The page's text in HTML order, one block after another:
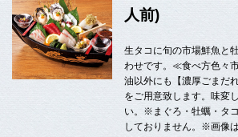
人前)
生タコに旬の市場鮮魚と
わせです。≪食べ方色々
油以外にも【濃厚ごまだ
をご用意致します。味変
い。※まぐろ・牡蠣・タ
しておりません。※画像